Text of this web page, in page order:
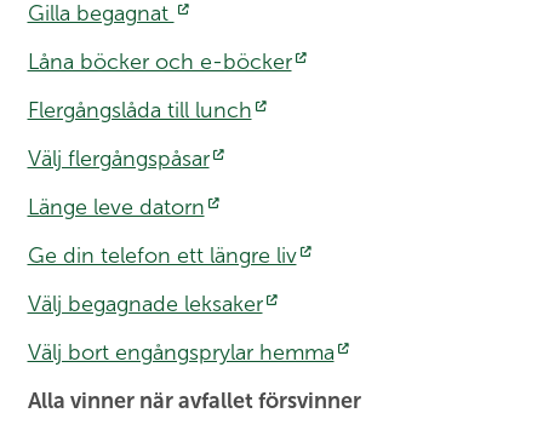
Gilla begagnat
Låna böcker och e-böcker
Flergångslåda till lunch
Välj flergångspåsar
Länge leve datorn
Ge din telefon ett längre liv
Välj begagnade leksaker
Välj bort engångsprylar hemma
Alla vinner när avfallet försvinner